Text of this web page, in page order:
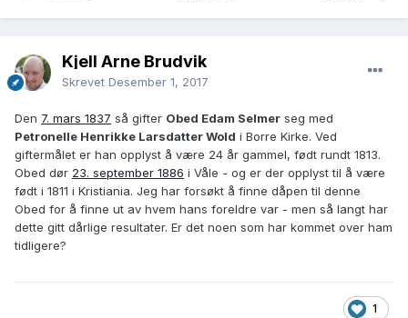
Kjell Arne Brudvik
Skrevet Desember 1, 2017
Den 7. mars 1837 så gifter Obed Edam Selmer seg med
Petronelle Henrikke Larsdatter Wold i Borre Kirke. Ved
giftermålet er han opplyst å være 24 år gammel, født rundt 1813.
Obed dør 23. september 1886 i Våle - og er der opplyst til å være
født i 1811 i Kristiania. Jeg har forsøkt å finne dåpen til denne
Obed for å finne ut av hvem hans foreldre var - men så langt har
dette gitt dårlige resultater. Er det noen som har kommet over ham
tidligere?
1